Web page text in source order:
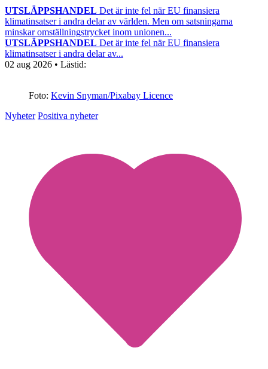
UTSLÄPPSHANDEL Det är inte fel när EU finansiera
klimatinsatser i andra delar av världen. Men om satsningarna
minskar omställningstrycket inom unionen...
UTSLÄPPSHANDEL Det är inte fel när EU finansiera
klimatinsatser i andra delar av...
02 aug 2026 • Lästid:
Foto: Kevin Snyman/Pixabay Licence
Nyheter Positiva nyheter